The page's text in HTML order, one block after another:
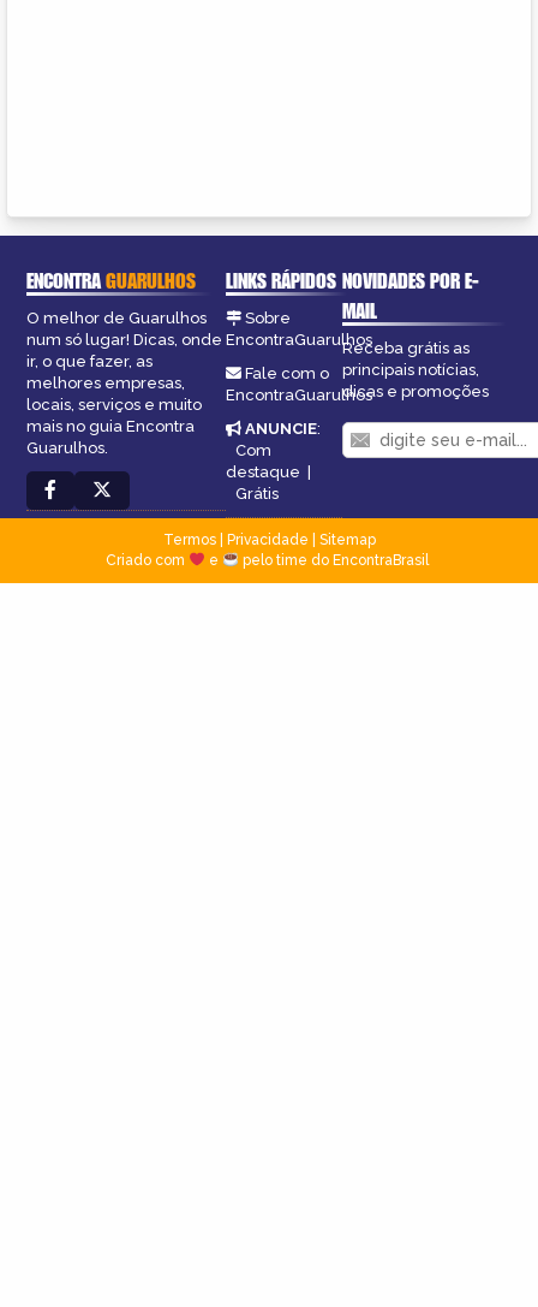
ENCONTRAGUARULHOS
O melhor de Guarulhos
num só lugar! Dicas, onde
ir, o que fazer, as
melhores empresas,
locais, serviços e muito
mais no guia Encontra
Guarulhos.
LINKS RÁPIDOS
Sobre
EncontraGuarulhos
Fale com o
EncontraGuarulhos
ANUNCIE:
Com
destaque |
Grátis
NOVIDADES POR E-
MAIL
Receba grátis as
principais notícias,
dicas e promoções
Termos| Privacidade
Sitemap
Criado com
e pelo time do EncontraBrasil